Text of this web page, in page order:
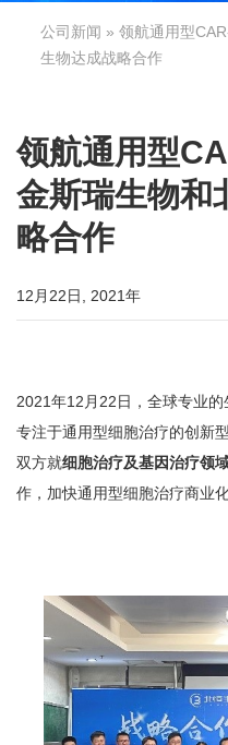
公司新闻 » 领航通用型
生物达成战略合作
领航通用型
金斯瑞生物和
略合作
12月22日, 2021年
2021年12月22日，全球专业的
专注于通用型细胞治疗的创新
双方就细胞治疗及基因治疗领
作，加快通用型细胞治疗商业化